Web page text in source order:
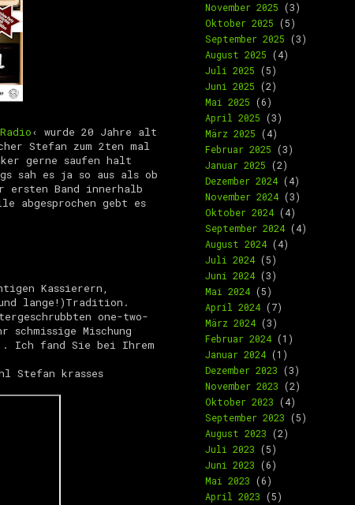
‹ wurde 20 Jahre alt
Stefan zum 2ten mal
gerne saufen halt
sah es ja so aus als ob
ersten Band innerhalb
abgesprochen gebt es
Kassierern,
lange!)Tradition.
one-two-
Mischung
. Ich fand Sie bei Ihrem
Stefan krasses
November 2025 (3)
Oktober 2025 (5)
September 2025 (3)
August 2025 (4)
Juli 2025 (5)
Juni 2025 (2)
Mai 2025 (6)
April 2025 (3)
März 2025 (4)
Februar 2025 (3)
Januar 2025 (2)
Dezember 2024(4)
November 2024(3)
Oktober 2024(4)
September 2024(4)
August 2024(4)
Juli 2024(5)
Juni 2024(3)
Mai 2024(5)
April 2024(7)
März 2024(3)
Februar 2024(1)
Januar 2024(1)
Dezember 2023 (3)
November 2023 (2)
Oktober 2023 (4)
September 2023 (5)
August 2023 (2)
Juli 2023 (5)
Juni 2023 (6)
Mai 2023 (6)
April 2023 (5)